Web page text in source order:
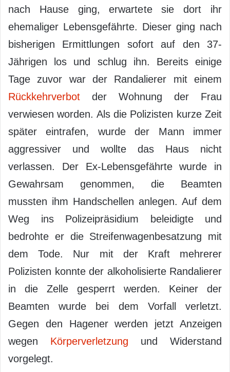
nach Hause ging, erwartete sie dort ihr
ehemaliger Lebensgefährte. Dieser ging nach
bisherigen Ermittlungen sofort auf den 37-
Jährigen los und schlug ihn. Bereits einige
Tage zuvor war der Randalierer mit einem
Rückkehrverbot der Wohnung der Frau
verwiesen worden. Als die Polizisten kurze Zeit
später eintrafen, wurde der Mann immer
aggressiver und wollte das Haus nicht
verlassen. Der Ex-Lebensgefährte wurde in
Gewahrsam genommen, die Beamten
mussten ihm Handschellen anlegen. Auf dem
Weg ins Polizeipräsidium beleidigte und
bedrohte er die Streifenwagenbesatzung mit
dem Tode. Nur mit der Kraft mehrerer
Polizisten konnte der alkoholisierte Randalierer
in die Zelle gesperrt werden. Keiner der
Beamten wurde bei dem Vorfall verletzt.
Gegen den Hagener werden jetzt Anzeigen
wegen Körperverletzung und Widerstand
vorgelegt.